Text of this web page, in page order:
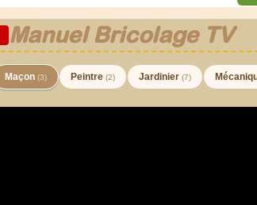
Manuel Bricolage TV
Maçon (3) Peintre (2) Jardinier (7)